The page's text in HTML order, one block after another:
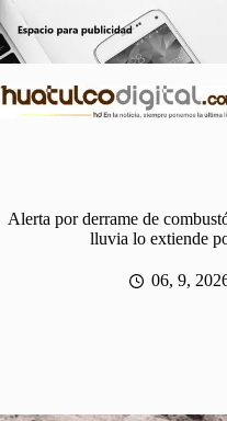
al
contenido
Alerta por derrame de
lluvia lo extiende
06, 9,